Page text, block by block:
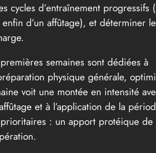
cycles d’entraînement progressifs
d’un affûtage), et déterminer
semaines sont dédiées à
physique générale,
voit une montée en intensité
et à l’application de la
: un apport protéique